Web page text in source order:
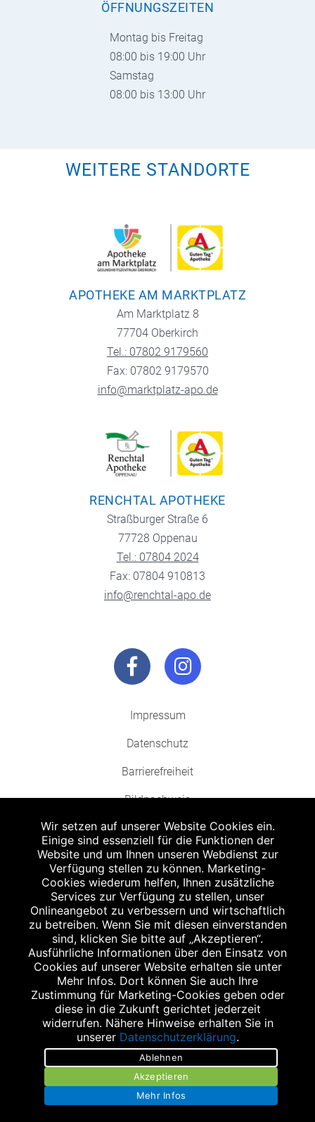
ÖFFNUNGSZEITEN
Montag bis Freitag
08:00 bis 19:00 Uhr
Samstag
08:00 bis 13:00 Uhr
WEITERE STANDORTE
APOTHEKE AM MARKTPLATZ
Am Marktplatz 8
77704 Oberkirch
Tel.: 07802 9179560
Fax: 07802 9179570
info@marktplatz-apo.de
RENCHTAL APOTHEKE
Straßburger Straße 6
77728 Oppenau
Tel.: 07804 2024
Fax: 07804 910813
info@renchtal-apo.de
Impressum
Datenschutz
Barrierefreiheit
Bildnachweis
Abgabe in haushaltsüblichen Mengen, solange der Vorrat reicht. Für Druck-
und Satzfehler keine Haftung.
Zu Risiken und Nebenwirkungen lesen Sie die Packungsbeilage und fragen
Sie Ihren Arzt oder Apotheker.
Angabe nach der deutschen Arzneimitteltaxe Apothekenerstattungspreis
(AEP). Der AEP ist keine unverbindliche Preisempfehlung der Hersteller. Der
AEP ist ein von den Apotheken in Ansatz gebrachter Preis für rezeptfreie
Arzneimittel. Er entspricht in der Höhe dem für Apotheken verbindlichen
Abgabepreis, zu dem eine Apotheke in bestimmten Fällen (z.B. bei Kindern
unter 12 Jahren) das Produkt mit der gesetzlichen Krankenversicherung
abrechnet. Der AEP ist der allgemeine Erstattungspreis im Falle einer
Kostenübernahme durch die gesetzlichen Krankenkassen, vor Abzug eines
Zwangsrabattes (zur Zeit 5%) nach §130 Abs. 1 SGB V.
Unverbindliche Preisempfehlung des Herstellers (UVP).
powered by apovena.de
Wir setzen auf unserer Website Cookies ein.
Einige sind essenziell für die Funktionen der
Website und um Ihnen unseren Webdienst zur
Verfügung stellen zu können. Marketing-
Cookies wiederum helfen, Ihnen zusätzliche
Services zur Verfügung zu stellen, unser
Onlineangebot zu verbessern und wirtschaftlich
zu betreiben. Wenn Sie mit diesen einverstanden
sind, klicken Sie bitte auf „Akzeptieren“.
Ausführliche Informationen über den Einsatz von
Cookies auf unserer Website erhalten sie unter
Mehr Infos. Dort können Sie auch Ihre
Zustimmung für Marketing-Cookies geben oder
diese in die Zukunft gerichtet jederzeit
widerrufen. Nähere Hinweise erhalten Sie in
unserer Datenschutzerklärung.
Ablehnen
Akzeptieren
Mehr Infos